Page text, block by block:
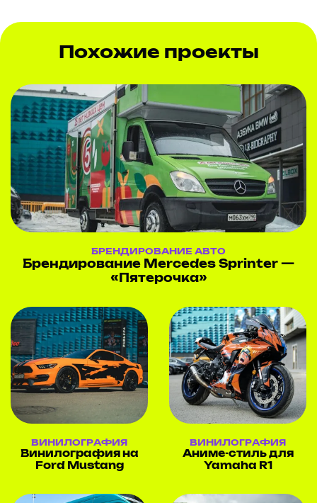
Похожие проекты
БРЕНДИРОВАНИЕ АВТО
Брендирование Mercedes Sprinter —
«Пятерочка»
ВИНИЛОГРАФИЯ
Винилография на
Ford Mustang
ВИНИЛОГРАФИЯ
Аниме-стиль для
Yamaha R1